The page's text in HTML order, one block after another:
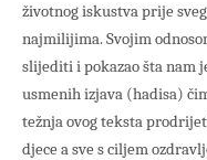
životnog iskustva prije
najmilijima. Svojim
slijediti i pokazao šta nam
usmenih izjava (hadisa)
težnja ovog teksta
djece a sve s ciljem